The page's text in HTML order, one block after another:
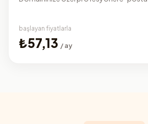
başlayan fiyatlarla
₺57,13 / ay